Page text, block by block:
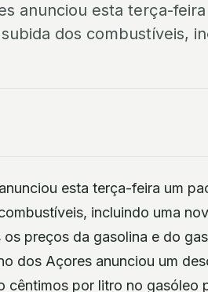
anunciou esta terça-
dos combustíveis,
esta terça-feira um
incluindo uma
preços da gasolina e do
dos Açores anunciou um
cêntimos por litro no gasóleo